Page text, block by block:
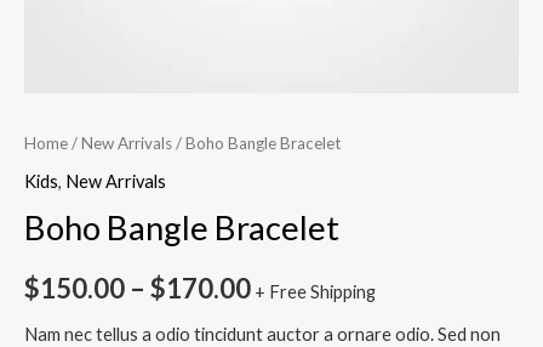
Home/New Arrivals/ Boho Bangle Bracelet
Kids, New Arrivals
Boho Bangle Bracelet
$150.00 – $170.00 + Free Shipping
Nam nec tellus a odio tincidunt auctor a ornare odio. Sed non